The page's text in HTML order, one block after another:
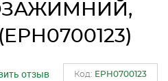
отзыв Код: EPH0700123